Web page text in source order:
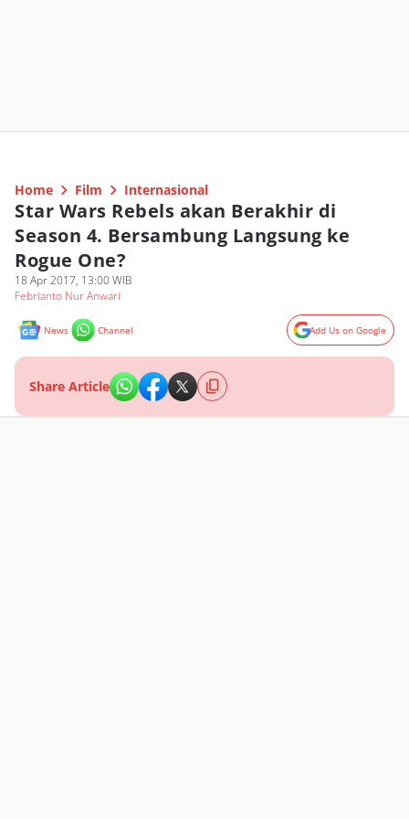
Home Film Internasional
Star Wars Rebels akan Berakhir di
Season 4. Bersambung Langsung ke
Rogue One?
18 Apr 2017, 13:00 WIB
Febrianto Nur Anwari
News Channel Add Us on Google
Share Article